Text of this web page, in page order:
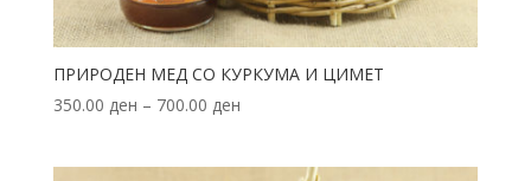
ПРИРОДЕН МЕД СО КУРКУМА И ЦИМЕТ
350.00 ден – 700.00 ден